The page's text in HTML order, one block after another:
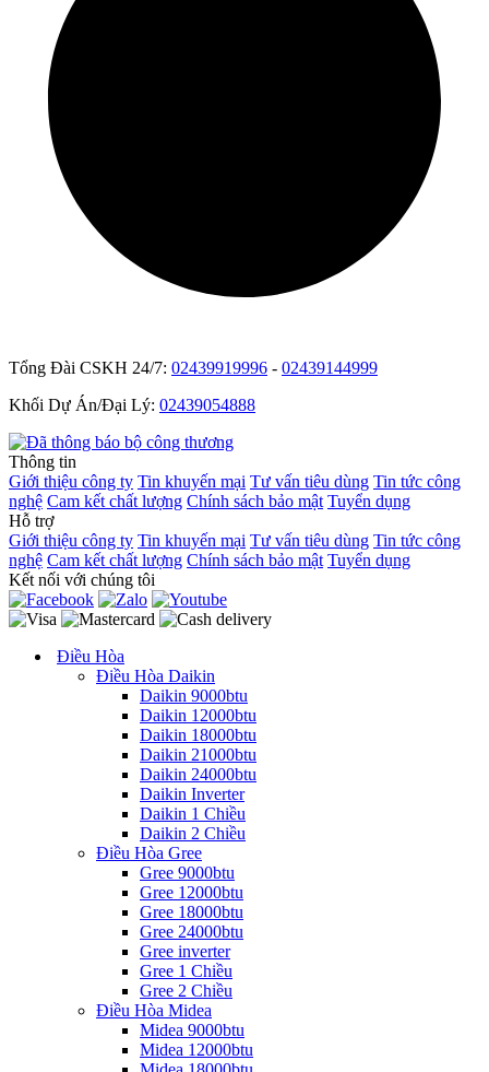
Tổng Đài CSKH 24/7: 02439919996 - 02439144999
Khối Dự Án/Đại Lý: 02439054888
Thông tin
Giới thiệu công ty Tin khuyến mại Tư vấn tiêu dùng Tin tức công
nghệ Cam kết chất lượng Chính sách bảo mật Tuyển dụng
Hỗ trợ
Giới thiệu công ty Tin khuyến mại Tư vấn tiêu dùng Tin tức công
nghệ Cam kết chất lượng Chính sách bảo mật Tuyển dụng
Kết nối với chúng tôi
Điều Hòa
Điều Hòa Daikin
Daikin 9000btu
Daikin 12000btu
Daikin 18000btu
Daikin 21000btu
Daikin 24000btu
Daikin Inverter
Daikin 1 Chiều
Daikin 2 Chiều
Điều Hòa Gree
Gree 9000btu
Gree 12000btu
Gree 18000btu
Gree 24000btu
Gree inverter
Gree 1 Chiều
Gree 2 Chiều
Điều Hòa Midea
Midea 9000btu
Midea 12000btu